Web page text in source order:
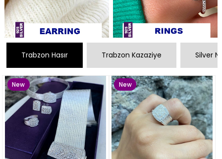
Trabzon Hasır Trabzon Kazaziye Silver
New
Item
New
Item